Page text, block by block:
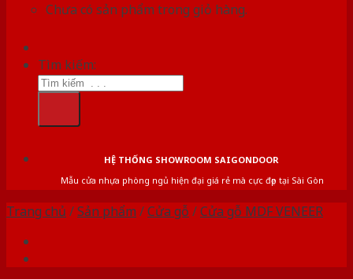
Chưa có sản phẩm trong giỏ hàng.
Tìm kiếm:
HỆ THỐNG SHOWROOM SAIGONDOOR
Mẫu cửa nhựa phòng ngủ hiện đại giá rẻ mà cực đẹp tại Sài Gòn
Trang chủ /Sản phẩm /Cửa gỗ /Cửa gỗ MDF VENEER